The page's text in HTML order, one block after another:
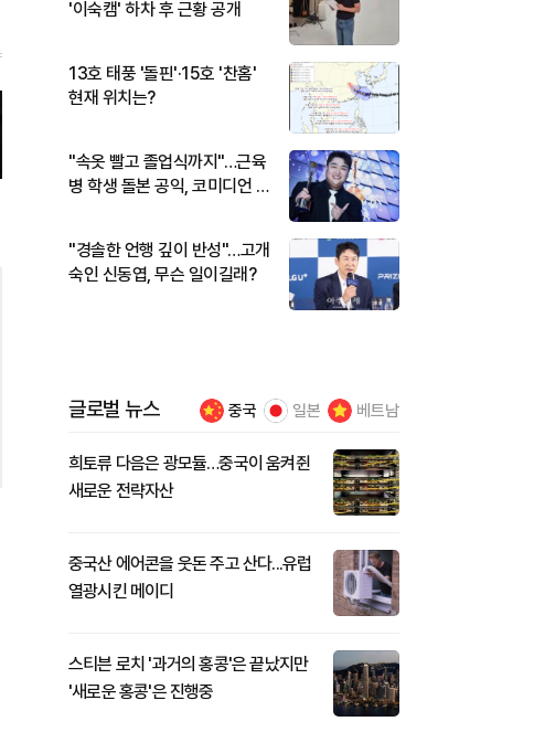
'이숙캠' 하차 후 근황 공개
13호 태풍 '돌핀'·15호 '찬홈'
현재 위치는?
"속옷 빨고 졸업식까지"…근육
병 학생 돌본 공익, 코미디언 김
"경솔한 언행 깊이 반성"…고개
숙인 신동엽, 무슨 일이길래?
글로벌 뉴스 중국 일본 베트남
희토류 다음은 광모듈…중국이 움켜쥔
새로운 전략자산
중국산 에어콘을 웃돈 주고 산다...유럽
열광시킨 메이디
스티븐 로치 '과거의 홍콩'은 끝났지만
'새로운 홍콩'은 진행중